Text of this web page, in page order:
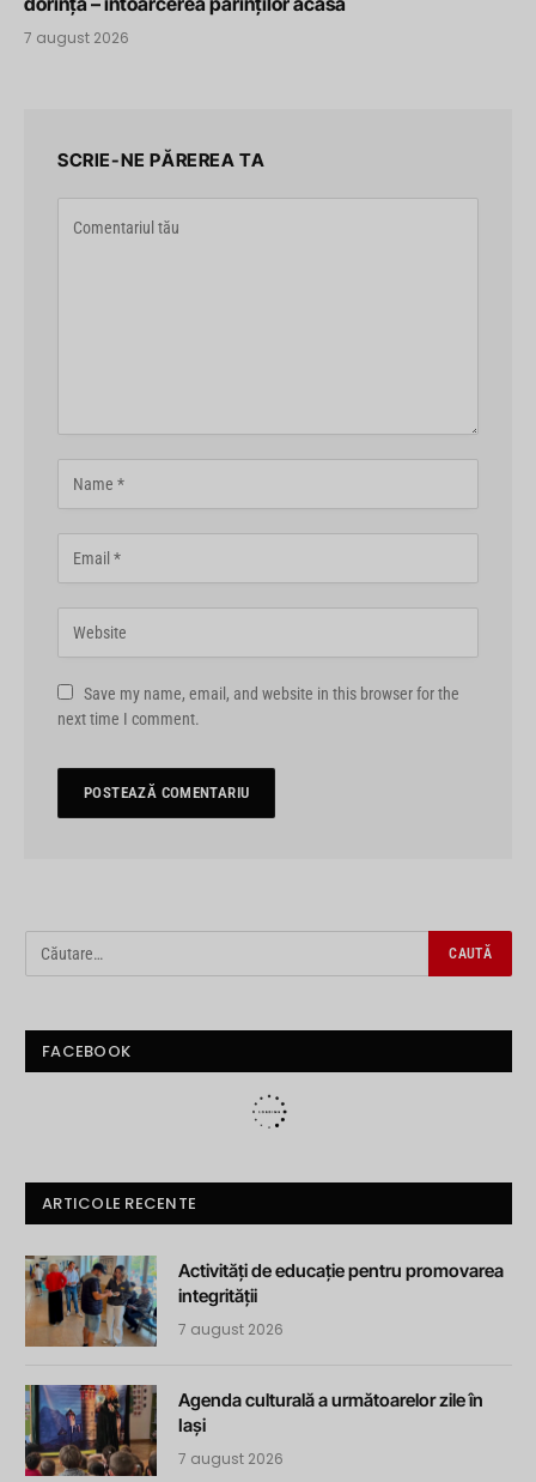
7 august 2026
SCRIE-NE PĂREREA TA
Save my name, email, and website in this browser for the
next time I comment.
FACEBOOK
ARTICOLE RECENTE
Activități de educație pentru promovarea
integrității
7 august 2026
Agenda culturală a următoarelor zile în
Iași
7 august 2026